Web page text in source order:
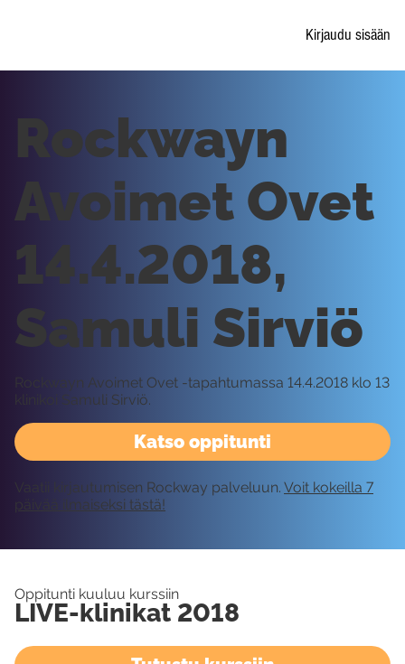
Kirjaudu sisään
Katso oppitunti
Rockwayn
Avoimet Ovet
14.4.2018,
Samuli Sirviö
Rockwayn Avoimet Ovet -tapahtumassa 14.4.2018 klo 13
klinikoi Samuli Sirviö.
Vaatii kirjautumisen Rockway palveluun. Voit kokeilla 7
päivää ilmaiseksi tästä!
Oppitunti kuuluu kurssiin
LIVE-klinikat 2018